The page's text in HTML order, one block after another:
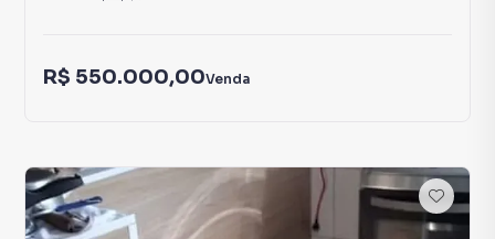
R$ 550.000,00Venda